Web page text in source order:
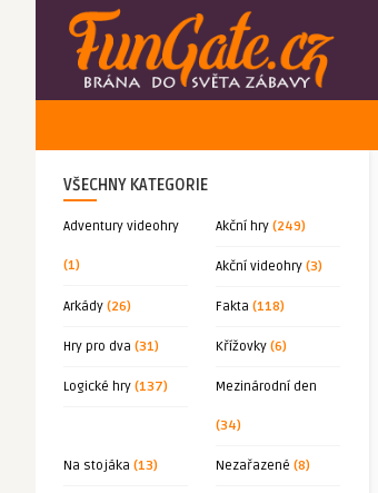
VŠECHNY KATEGORIE
Adventury videohry
(1)
Akční hry (249)
Akční videohry (3)
Arkády (26) Fakta (118)
Hry pro dva (31) Křížovky (6)
Logické hry (137) Mezinárodní den
(34)
Na stojáka (13) Nezařazené (8)